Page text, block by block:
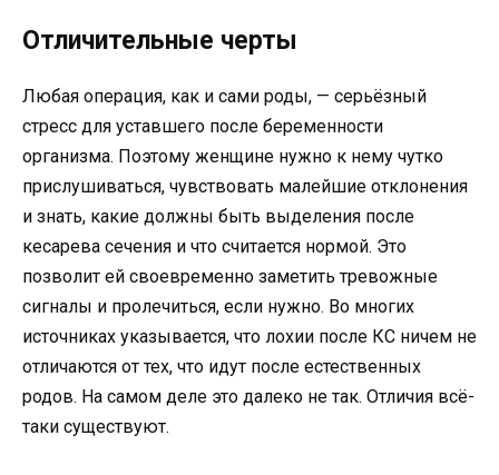
Отличительные черты
Любая операция, как и сами роды, — серьёзный
стресс для уставшего после беременности
организма. Поэтому женщине нужно к нему чутко
прислушиваться, чувствовать малейшие отклонения
и знать, какие должны быть выделения после
кесарева сечения и что считается нормой. Это
позволит ей своевременно заметить тревожные
сигналы и пролечиться, если нужно. Во многих
источниках указывается, что лохии после КС ничем не
отличаются от тех, что идут после естественных
родов. На самом деле это далеко не так. Отличия всё-
таки существуют.